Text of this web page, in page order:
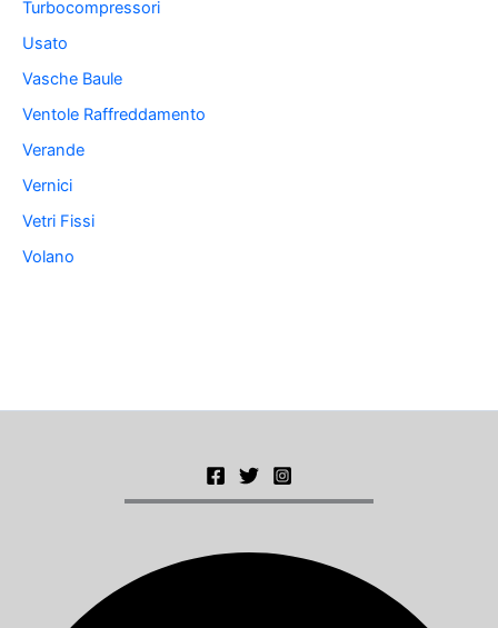
Turbocompressori
Usato
Vasche Baule
Ventole Raffreddamento
Verande
Vernici
Vetri Fissi
Volano